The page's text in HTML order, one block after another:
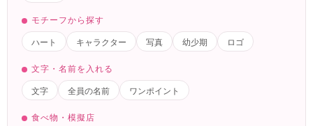
モチーフから探す
ハート
キャラクター 写真 幼少期 ロゴ
文字・名前を入れる
文字
全員の名前 ワンポイント
食べ物・模擬店